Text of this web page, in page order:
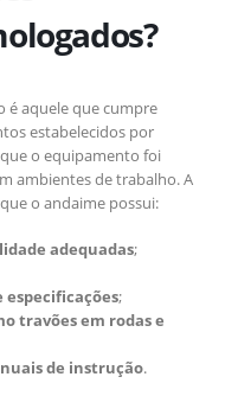
é aquele que cumpre
estabelecidos por
o equipamento foi
ambientes de trabalho. A
o andaime possui:
adequadas;
especificações;
travões em rodas e
de instrução.